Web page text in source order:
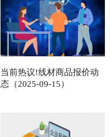
当前热议!线材商品报价动
态（2025-09-15）